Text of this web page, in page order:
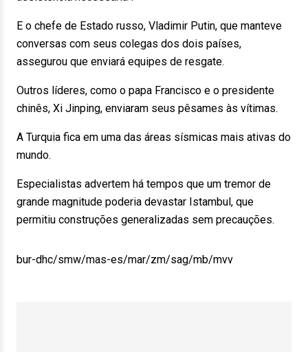
E o chefe de Estado russo, Vladimir Putin, que manteve
conversas com seus colegas dos dois países,
assegurou que enviará equipes de resgate.
Outros líderes, como o papa Francisco e o presidente
chinês, Xi Jinping, enviaram seus pêsames às vítimas.
A Turquia fica em uma das áreas sísmicas mais ativas do
mundo.
Especialistas advertem há tempos que um tremor de
grande magnitude poderia devastar Istambul, que
permitiu construções generalizadas sem precauções.
bur-dhc/smw/mas-es/mar/zm/sag/mb/mvv